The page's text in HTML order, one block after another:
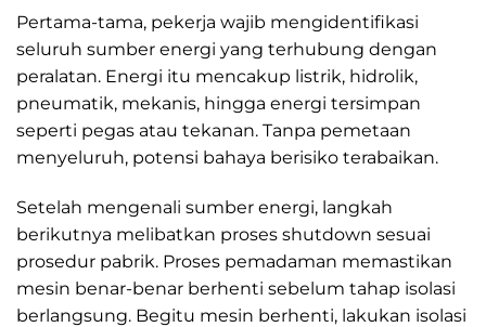
Pertama-tama, pekerja wajib mengidentifikasi
seluruh sumber energi yang terhubung dengan
peralatan. Energi itu mencakup listrik, hidrolik,
pneumatik, mekanis, hingga energi tersimpan
seperti pegas atau tekanan. Tanpa pemetaan
menyeluruh, potensi bahaya berisiko terabaikan.
Setelah mengenali sumber energi, langkah
berikutnya melibatkan proses shutdown sesuai
prosedur pabrik. Proses pemadaman memastikan
mesin benar-benar berhenti sebelum tahap isolasi
berlangsung. Begitu mesin berhenti, lakukan isolasi